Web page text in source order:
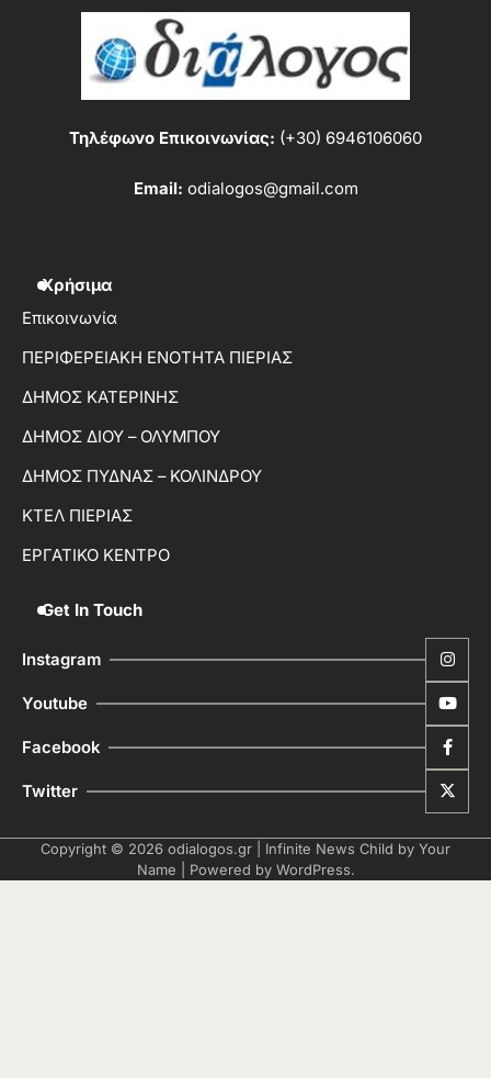
Τηλέφωνο Επικοινωνίας: (+30) 6946106060
Email: odialogos@gmail.com
Χρήσιμα
Επικοινωνία
ΠΕΡΙΦΕΡΕΙΑΚΗ ΕΝΟΤΗΤΑ ΠΙΕΡΙΑΣ
ΔΗΜΟΣ ΚΑΤΕΡΙΝΗΣ
ΔΗΜΟΣ ΔΙΟΥ – ΟΛΥΜΠΟΥ
ΔΗΜΟΣ ΠΥΔΝΑΣ – ΚΟΛΙΝΔΡΟΥ
ΚΤΕΛ ΠΙΕΡΙΑΣ
ΕΡΓΑΤΙΚΟ ΚΕΝΤΡΟ
Get In Touch
Instagram
Youtube
Facebook
Twitter
Copyright © 2026 odialogos.gr | Infinite News Child by Your
Name | Powered by WordPress.